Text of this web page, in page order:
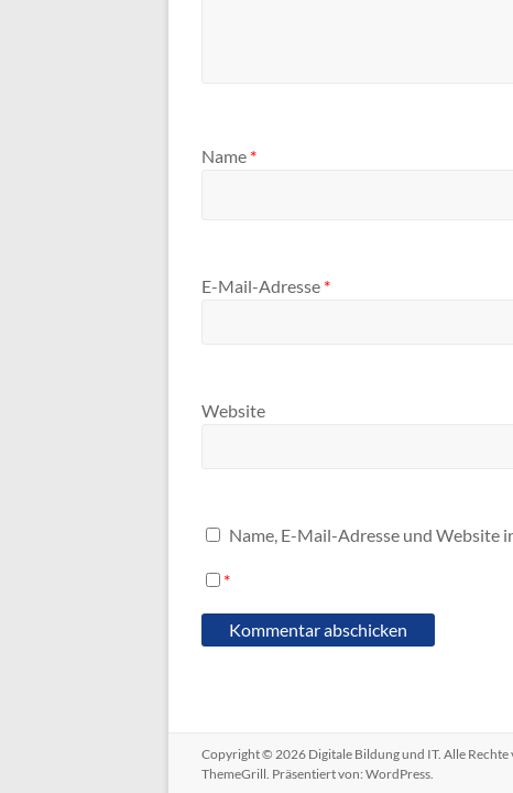
Name *
E-Mail-Adresse *
Website
Name, E-Mail-Adresse und Website
*
Copyright © 2026 Digitale Bildung und IT. Alle
ThemeGrill. Präsentiert von: WordPress.